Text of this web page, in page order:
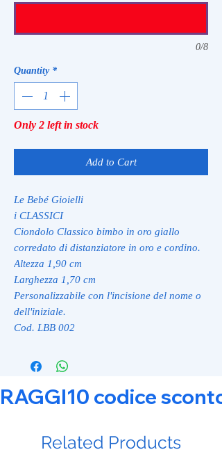
0/8
Quantity *
Only 2 left in stock
Add to Cart
Le Bebé Gioielli
i CLASSICI
Ciondolo Classico bimbo in oro giallo
corredato di distanziatore in oro e cordino.
Altezza 1,90 cm
Larghezza 1,70 cm
Personalizzabile con l'incisione del nome o
dell'iniziale.
Cod. LBB 002
RAGGI10 codice
Related Products